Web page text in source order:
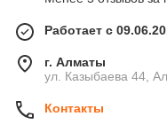
+70 °C
Количество жил: от
Работает с
г. Алматы
ул. Казыбаева 44,
Контакты